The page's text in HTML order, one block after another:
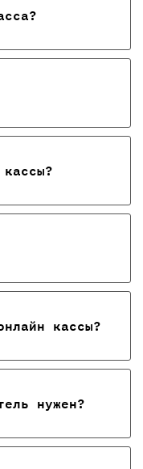
кассы?
нужен?